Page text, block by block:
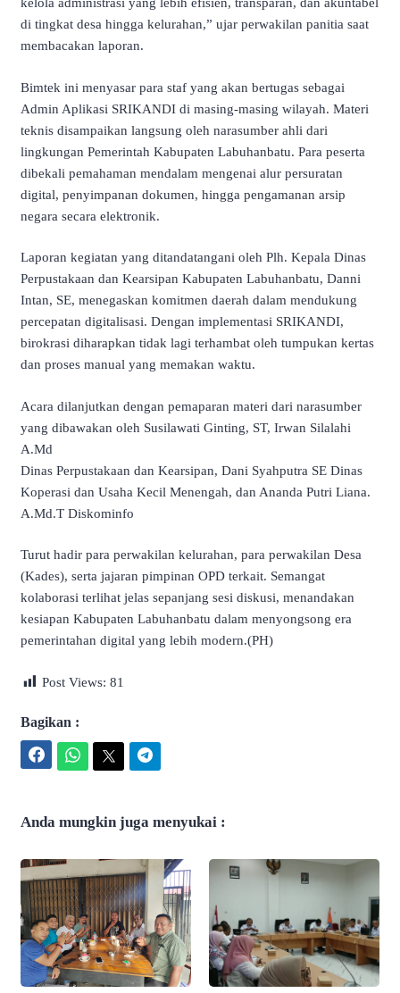
di tingkat desa hingga kelurahan,” ujar perwakilan panitia saat
membacakan laporan.
Bimtek ini menyasar para staf yang akan bertugas sebagai
Admin Aplikasi SRIKANDI di masing-masing wilayah. Materi
teknis disampaikan langsung oleh narasumber ahli dari
lingkungan Pemerintah Kabupaten Labuhanbatu. Para peserta
dibekali pemahaman mendalam mengenai alur persuratan
digital, penyimpanan dokumen, hingga pengamanan arsip
negara secara elektronik.
Laporan kegiatan yang ditandatangani oleh Plh. Kepala Dinas
Perpustakaan dan Kearsipan Kabupaten Labuhanbatu, Danni
Intan, SE, menegaskan komitmen daerah dalam mendukung
percepatan digitalisasi. Dengan implementasi SRIKANDI,
birokrasi diharapkan tidak lagi terhambat oleh tumpukan kertas
dan proses manual yang memakan waktu.
Acara dilanjutkan dengan pemaparan materi dari narasumber
yang dibawakan oleh Susilawati Ginting, ST, Irwan Silalahi
A.Md
Dinas Perpustakaan dan Kearsipan, Dani Syahputra SE Dinas
Koperasi dan Usaha Kecil Menengah, dan Ananda Putri Liana.
A.Md.T Diskominfo
Turut hadir para perwakilan kelurahan, para perwakilan Desa
(Kades), serta jajaran pimpinan OPD terkait. Semangat
kolaborasi terlihat jelas sepanjang sesi diskusi, menandakan
kesiapan Kabupaten Labuhanbatu dalam menyongsong era
pemerintahan digital yang lebih modern.(PH)
Post Views: 81
Bagikan :
Anda mungkin juga menyukai :